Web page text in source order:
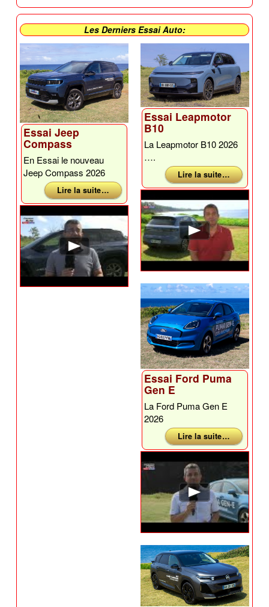
Les Derniers Essai Auto:
Essai Jeep
Compass
En Essai le nouveau
Jeep Compass 2026
Lire la suite …
Essai Leapmotor
B10
La Leapmotor B10 2026
….
Lire la suite …
Essai Ford Puma
Gen E
La Ford Puma Gen E
2026
Lire la suite …